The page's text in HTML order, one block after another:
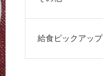
給食ピックアップ